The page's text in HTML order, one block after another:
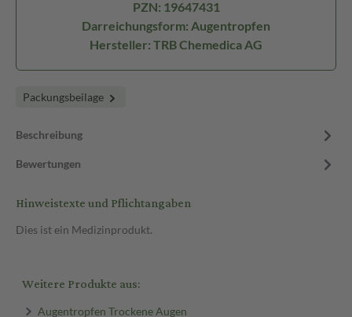
PZN: 19647431
Darreichungsform: Augentropfen
Hersteller: TRB Chemedica AG
Packungsbeilage
Beschreibung
Bewertungen
Hinweistexte und Pflichtangaben
Dies ist ein Medizinprodukt.
Weitere Produkte aus:
Augentropfen Trockene Augen